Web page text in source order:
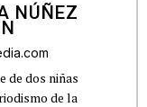
NÚÑEZ
de dos niñas
de la